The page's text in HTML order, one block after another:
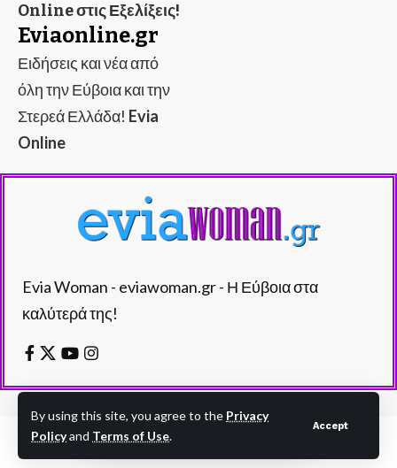
By using this site, you agree to the Privacy
Policyand Terms of Use.
Accept
Online στις Εξελίξεις!
Eviaonline.gr
Ειδήσεις και νέα από
όλη την Εύβοια και την
Στερεά Ελλάδα! Evia
Online
Evia Woman - eviawoman.gr - Η Εύβοια στα
καλύτερά της!